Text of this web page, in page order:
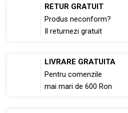
RETUR GRATUIT
Produs neconform?
Il returnezi gratuit
LIVRARE GRATUITA
Pentru comenzile
mai mari de 600 Ron